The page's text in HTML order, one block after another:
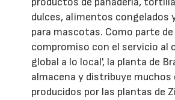
dulces, alimentos congelados
para mascotas. Como parte de
compromiso con el servicio al
global a lo local', la planta de
almacena y distribuye
producidos por las plantas de